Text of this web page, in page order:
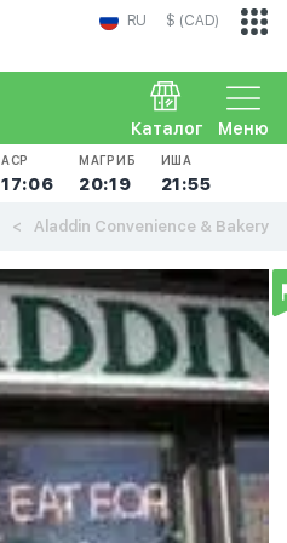
RU $ (CAD)
Меню
Каталог
АСР
17:06
МАГРИБ
20:19
ИША
21:55
Aladdin Convenience & Bakery